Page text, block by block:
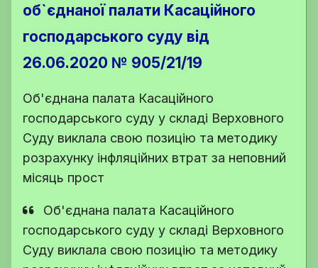
об`єднаної палати Касаційного
господарського суду від
26.06.2020 № 905/21/19
Об'єднана палата Касаційного
господарського суду у складі Верховного
Суду виклала свою позицію та методику
розрахунку інфляційних втрат за неповний
місяць прост
Об'єднана палата Касаційного
господарського суду у складі Верховного
Суду виклала свою позицію та методику